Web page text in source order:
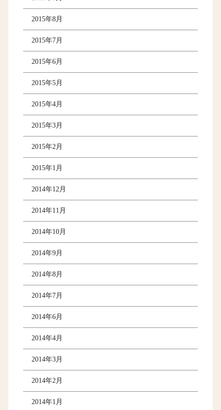
2015年8月
2015年7月
2015年6月
2015年5月
2015年4月
2015年3月
2015年2月
2015年1月
2014年12月
2014年11月
2014年10月
2014年9月
2014年8月
2014年7月
2014年6月
2014年4月
2014年3月
2014年2月
2014年1月